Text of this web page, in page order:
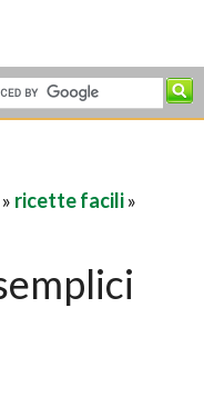
» ricette facili»